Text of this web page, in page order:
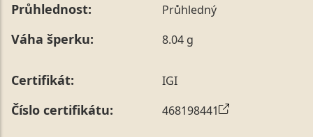
Pro sdělení skladové velikosti tohoto konkrétního
prstenu nás můžete
kontaktovat
Průhlednost: Průhledný
Váha šperku: 8.04 g
Certifikát: IGI
Číslo certifikátu: 468198441